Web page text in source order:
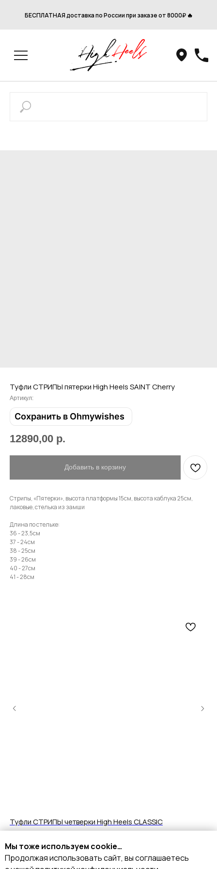
Email
Имя
Нажимая на кнопку, вы даете согласие на обработку своих
персональных данных согласно 152-ФЗ.
БЕСПЛАТНАЯ доставка по России при заказе от 8000₽ 🔥
Мы тоже используем cookie…
Продолжая использовать сайт, вы соглашаетесь
Туфли СТРИПЫ пятерки High Heels SAINT Cherry
Артикул:
Сохранить в Ohmywishes
12890,00 р.
Добавить в корзину
Стрипы, «Пятерки», высота платформы 15см, высота каблука 25см,
лаковые, стелька из замши
Длина по стельке:
36 - 23,5см
37 - 24см
38 - 25см
39 - 26см
40 - 27см
41 - 28см
Туфли СТРИПЫ четверки High Heels CLASSIC
10 490
Подробнее